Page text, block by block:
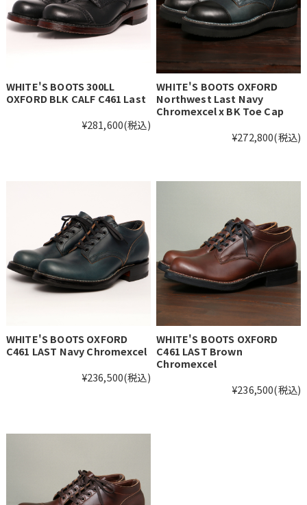
WHITE'S BOOTS 300LL
OXFORD BLK CALF C461 Last
¥281,600(税込)
WHITE'S BOOTS OXFORD
Northwest Last Navy
Chromexcel x BK Toe Cap
¥272,800(税込)
WHITE'S BOOTS OXFORD
C461 LAST Navy Chromexcel
¥236,500(税込)
WHITE'S BOOTS OXFORD
C461 LAST Brown
Chromexcel
¥236,500(税込)